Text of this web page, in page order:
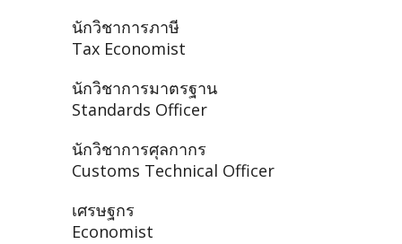
นักวิชาการภาษี
Tax Economist
นักวิชาการมาตรฐาน
Standards Officer
นักวิชาการศุลกากร
Customs Technical Officer
เศรษฐกร
Economist